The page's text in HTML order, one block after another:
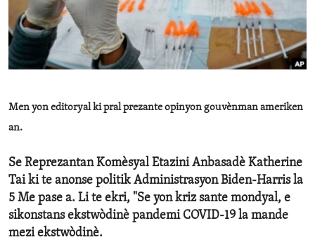
ENVIRONMENT AND HEALTH
IDEALS AND INSTITUTIONS
Men yon editoryal ki pral prezante opinyon gouvènman ameriken
an.
Se Reprezantan Komèsyal Etazini Anbasadè Katherine
Tai ki te anonse politik Administrasyon Biden-Harris la
5 Me pase a. Li te ekri, "Se yon kriz sante mondyal, e
sikonstans ekstwòdinè pandemi COVID-19 la mande
mezi ekstwòdinè.